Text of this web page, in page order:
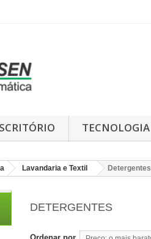
TECNOLOGIA
Lavandaria e Textil Detergentes
DETERGENTES